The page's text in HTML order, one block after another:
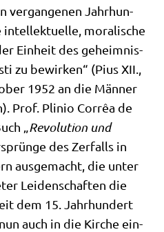
ver­gan­ge­nen Jahr­hun­
intel­lek­tu­el­le, mora­li­sche
Ein­heit des geheim­nis­
zu bewir­ken“ (Pius XII.,
1952 an die Män­ner
Prof. Pli­nio Cor­rêa de
„Revo­lu­ti­on und
des Zer­falls in
aus­ge­macht, die unter
Lei­den­schaf­ten die
dem 15. Jahr­hun­dert
auch in die Kir­che ein­